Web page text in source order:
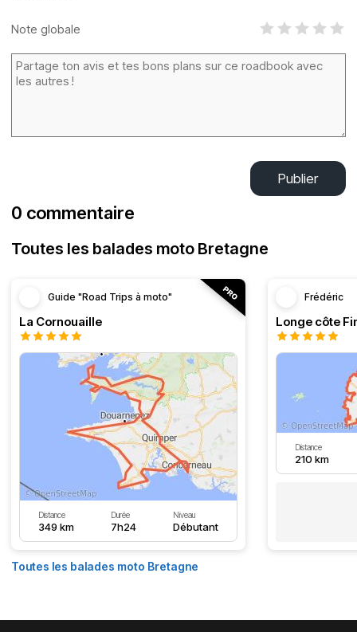
Note globale
Publier
0 commentaire
Toutes les balades moto Bretagne
Guide "Road Trips à moto"
La Cornouaille
Distance
349 km
Durée
7h24
Niveau
Débutant
Frédéric
Distance
210 km
Toutes les balades moto Bretagne